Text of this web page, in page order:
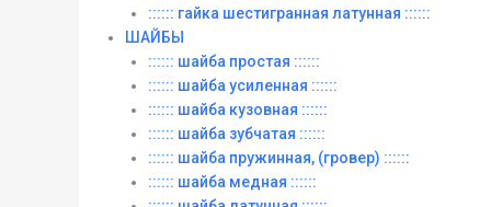
:::::: гайка шестигранная латунная ::::::
ШАЙБЫ
:::::: шайба простая ::::::
:::::: шайба усиленная ::::::
:::::: шайба кузовная ::::::
:::::: шайба зубчатая ::::::
:::::: шайба пружинная, (гровер) ::::::
:::::: шайба медная ::::::